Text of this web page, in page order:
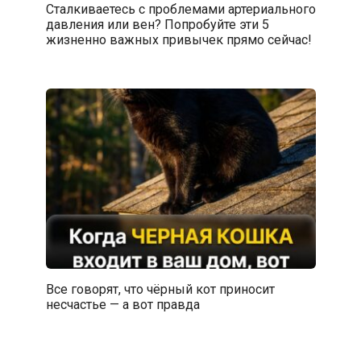
Сталкиваетесь с проблемами артериального
давления или вен? Попробуйте эти 5
жизненно важных привычек прямо сейчас!
Все говорят, что чёрный кот приносит
несчастье — а вот правда